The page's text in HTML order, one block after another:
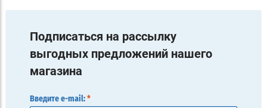
Подписаться на рассылку
выгодных предложений нашего
магазина
Введите e-mail: *